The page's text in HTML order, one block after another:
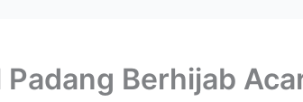
Berhijab